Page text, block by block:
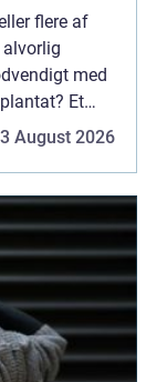
flere af
med
Et
hel tand,
August 2026